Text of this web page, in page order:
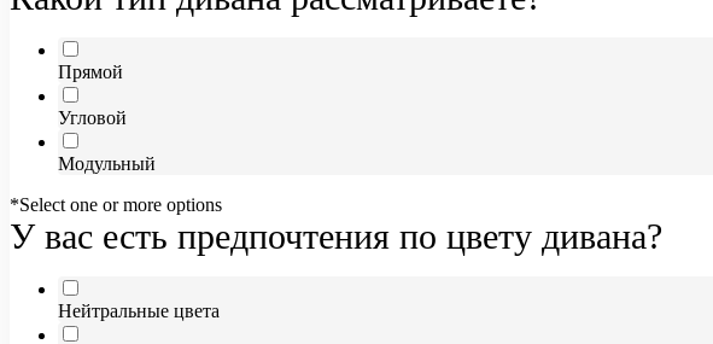
Прямой
Угловой
Модульный
*Select one or more options
У вас есть предпочтения по цвету дивана?
Нейтральные цвета